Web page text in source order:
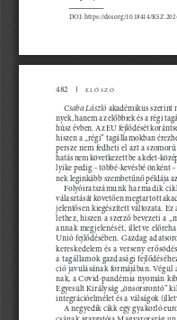
dOi: https://doi.org/10.18414/Ksz
Előszó
482
Csaba László akadémikus szerint
nyek, hanem az előbbiek és a régi
húsz évben. a z eu fejlődését
hiszen a „régi” tagállamokban
persze nem fedheti el azt a
hatás nem következett be a kelet-
lyike pedig – többé-kevésbé önként
nek leginkább szembetűnő példája
folyóiratszámunk harmadik
választását követően megtartott
jelentősen kiegészített változata. ez
lethez, hiszen a szerző bevezeti a
annak megjelenését, illetve
unió fejlődésében. g azdag
kereskedelem és a verseny
a tagállamok gazdasági
ció javulásának formájában. végül
nak, a Covid-pandémia nyomán
e gyesült Királyság „önsorsrontó”
integrációelmélet és a válságok
a negyedik cikk egy gyakorló
csának igazgatója magyarország